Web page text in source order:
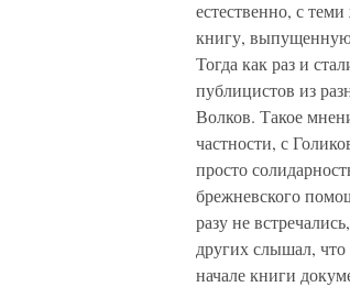
естественно, с
книгу, выпущенную
Тогда как раз и
публицистов из
Волков. Такое
частности, с
просто
брежневского
разу не
других слышал,
начале книги